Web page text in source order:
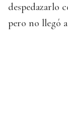
despedazarlo
pero no llegó